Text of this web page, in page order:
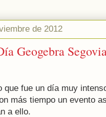
de 2012
Geogebra
que fue un día muy
más tiempo un evento
a ello.